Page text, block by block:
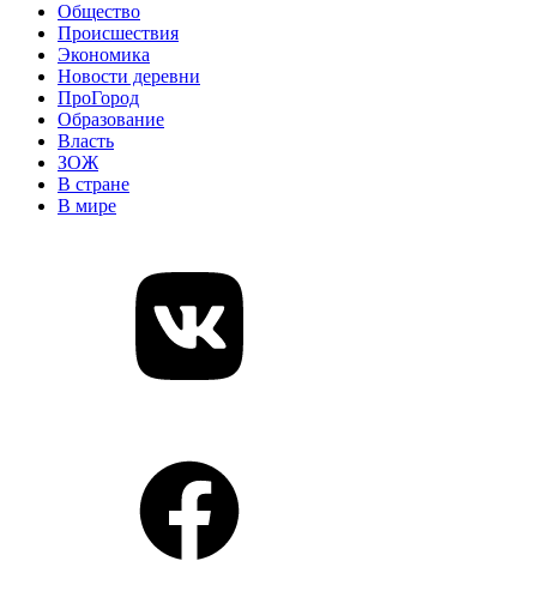
Общество
Происшествия
Экономика
Новости деревни
ПроГород
Образование
Власть
ЗОЖ
В стране
В мире